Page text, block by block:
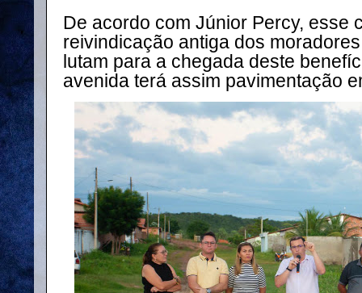
De acordo com Júnior Percy, esse
reivindicação antiga dos
lutam para a chegada deste
avenida terá assim pavimentação